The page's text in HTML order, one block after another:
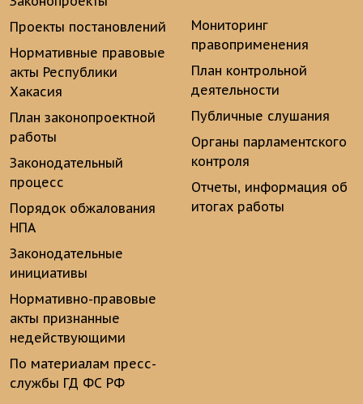
Проекты постановлений
Нормативные правовые
акты Республики
Хакасия
План законопроектной
работы
Законодательный
процесс
Порядок обжалования
НПА
Законодательные
инициативы
Нормативно-правовые
акты признанные
недействующими
По материалам пресс-
службы ГД ФС РФ
Мониторинг
правоприменения
План контрольной
деятельности
Публичные слушания
Органы парламентского
контроля
Отчеты, информация об
итогах работы